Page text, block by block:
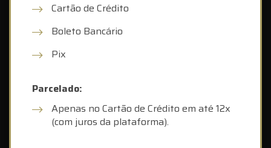
Cartão de Crédito
Boleto Bancário
Pix
Parcelado:
Apenas no Cartão de Crédito em até 12x
(com juros da plataforma).